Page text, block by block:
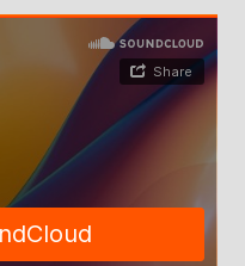
Steinfurt103,9 MHz